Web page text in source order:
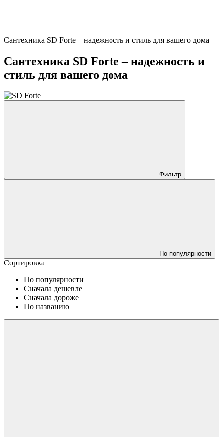
Сантехника SD Forte – надежность и стиль для вашего дома
Сантехника SD Forte – надежность и
стиль для вашего дома
Фильтр
По популярности
Сортировка
По популярности
Сначала дешевле
Сначала дороже
По названию